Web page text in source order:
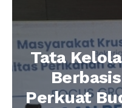
Tata
Perkuat